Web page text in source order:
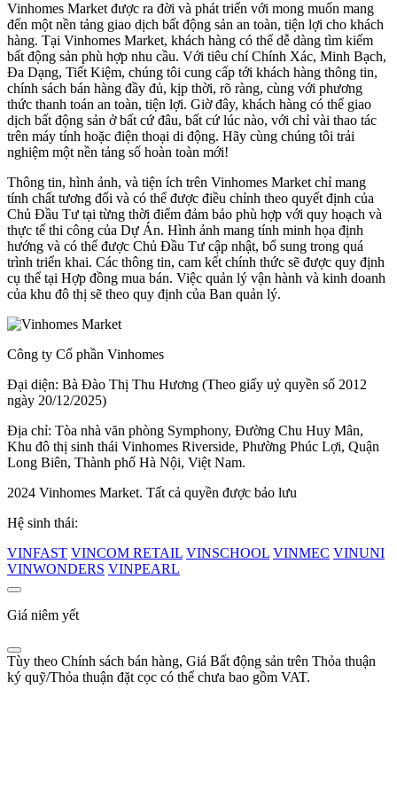
Vinhomes Market được ra đời và phát triển với mong muốn mang
đến một nền tảng giao dịch bất động sản an toàn, tiện lợi cho khách
hàng. Tại Vinhomes Market, khách hàng có thể dễ dàng tìm kiếm
bất động sản phù hợp nhu cầu. Với tiêu chí Chính Xác, Minh Bạch,
Đa Dạng, Tiết Kiệm, chúng tôi cung cấp tới khách hàng thông tin,
chính sách bán hàng đầy đủ, kịp thời, rõ ràng, cùng với phương
thức thanh toán an toàn, tiện lợi. Giờ đây, khách hàng có thể giao
dịch bất động sản ở bất cứ đâu, bất cứ lúc nào, với chỉ vài thao tác
trên máy tính hoặc điện thoại di động. Hãy cùng chúng tôi trải
nghiệm một nền tảng số hoàn toàn mới!
Thông tin, hình ảnh, và tiện ích trên Vinhomes Market chỉ mang
tính chất tương đối và có thể được điều chỉnh theo quyết định của
Chủ Đầu Tư tại từng thời điểm đảm bảo phù hợp với quy hoạch và
thực tế thi công của Dự Án. Hình ảnh mang tính minh họa định
hướng và có thể được Chủ Đầu Tư cập nhật, bổ sung trong quá
trình triển khai. Các thông tin, cam kết chính thức sẽ được quy định
cụ thể tại Hợp đồng mua bán. Việc quản lý vận hành và kinh doanh
của khu đô thị sẽ theo quy định của Ban quản lý.
Công ty Cổ phần Vinhomes
Đại diện: Bà Đào Thị Thu Hương (Theo giấy uỷ quyền số 2012
ngày 20/12/2025)
Địa chỉ: Tòa nhà văn phòng Symphony, Đường Chu Huy Mân,
Khu đô thị sinh thái Vinhomes Riverside, Phường Phúc Lợi, Quận
Long Biên, Thành phố Hà Nội, Việt Nam.
2024 Vinhomes Market. Tất cả quyền được bảo lưu
Hệ sinh thái:
VINFAST VINCOM RETAIL VINSCHOOL VINMEC VINUNI
VINWONDERS VINPEARL
Giá niêm yết
Tùy theo Chính sách bán hàng, Giá Bất động sản trên Thỏa thuận
ký quỹ/Thỏa thuận đặt cọc có thể chưa bao gồm VAT.